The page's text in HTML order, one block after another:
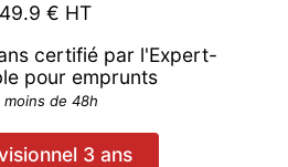
€ HT
certifié par l'Expert-
pour emprunts
moins de 48h
3 ans